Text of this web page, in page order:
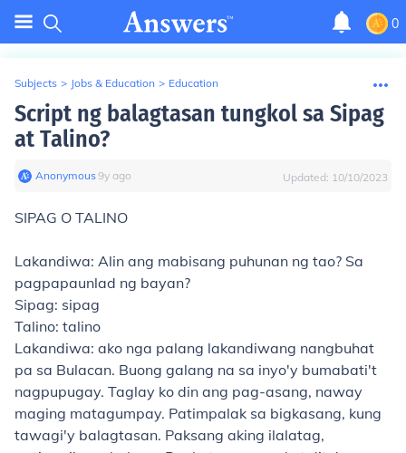
0
Subjects > Jobs & Education > Education
Script ng balagtasan tungkol sa Sipag
at Talino?
Anonymous∙9y ago Updated: 10/10/2023
SIPAG O TALINO
Lakandiwa: Alin ang mabisang puhunan ng tao? Sa
pagpapaunlad ng bayan?
Sipag: sipag
Talino: talino
Lakandiwa: ako nga palang lakandiwang nangbuhat
pa sa Bulacan. Buong galang na sa inyo'y bumabati't
nagpupugay. Taglay ko din ang pag-asang, naway
maging matagumpay. Patimpalak sa bigkasang, kung
tawagi'y balagtasan. Paksang aking ilalatag,